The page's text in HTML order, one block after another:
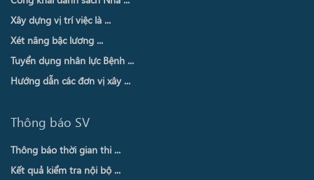
Xây dựng vị trí việc là ...
Xét nâng bậc lương ...
Tuyển dụng nhân lực Bệnh ...
Hướng dẫn các đơn vị xây ...
Thông báo SV
Thông báo thời gian thi ...
Kết quả kiểm tra nội bộ ...